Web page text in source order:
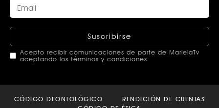
Suscribirse
Acepto recibir comunicaciones de parte de MarielaTv
aceptando los términos y condiciones
should
CÓDIGO DEONTOLÓGICO
RENDICIÓN DE CUENTAS